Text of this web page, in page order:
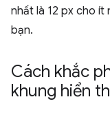
nhất là 12 px cho
bạn.
Cách khắc
khung hiển